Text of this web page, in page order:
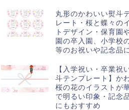
載用に編集できる・ス...
トの
色...
丸形のかわいい熨斗
レート・桜と蝶々の
トデザイン・保育園
園の卒入園、小学校
等のお祝いや記念品
【入学祝い・卒業祝
斗テンプレート】か
桜の花のイラストが
で明るい印象・記念
にもおすすめ